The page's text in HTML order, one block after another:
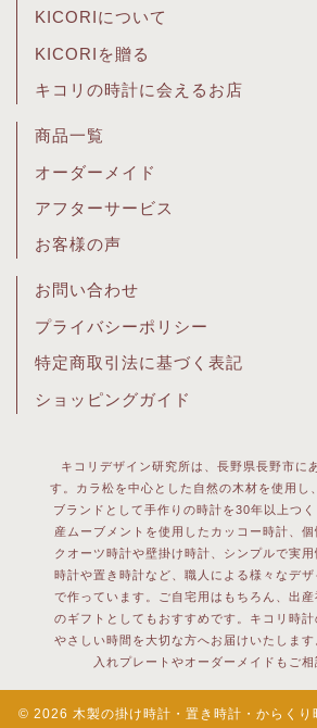
KICORIについて
KICORIを贈る
キコリの時計に会えるお店
商品一覧
オーダーメイド
アフターサービス
お客様の声
お問い合わせ
プライバシーポリシー
特定商取引法に基づく表記
ショッピングガイド
キコリデザイン研究所は、長野県長野市に
す。カラ松を中心とした自然の木材を使用し
ブランドとして手作りの時計を30年以上つ
産ムーブメントを使用したカッコー時計、
クオーツ時計や壁掛け時計、シンプルで実
時計や置き時計など、職人による様々なデ
で作っています。ご自宅用はもちろん、出
のギフトとしてもおすすめです。キコリ時
やさしい時間を大切な方へお届けいたしま
入れプレートやオーダーメイドもご相
© 2026 木製の掛け時計・置き時計・からくり